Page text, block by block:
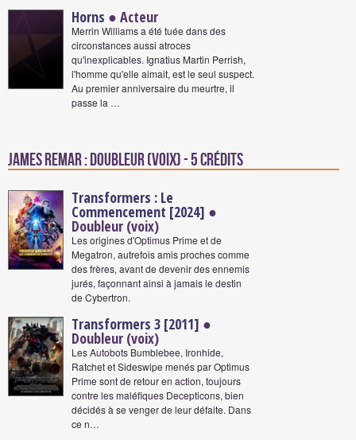
Horns ● Acteur
Merrin Williams a été tuée dans des
circonstances aussi atroces
qu'inexplicables. Ignatius Martin Perrish,
l'homme qu'elle aimait, est le seul suspect.
Au premier anniversaire du meurtre, il
passe la …
James Remar : Doubleur (voix) - 5 crédits
Transformers : Le
Commencement [2024] ●
Doubleur (voix)
Les origines d'Optimus Prime et de
Megatron, autrefois amis proches comme
des frères, avant de devenir des ennemis
jurés, façonnant ainsi à jamais le destin
de Cybertron.
Transformers 3 [2011] ●
Doubleur (voix)
Les Autobots Bumblebee, Ironhide,
Ratchet et Sideswipe menés par Optimus
Prime sont de retour en action, toujours
contre les maléfiques Decepticons, bien
décidés à se venger de leur défaite. Dans
ce n…